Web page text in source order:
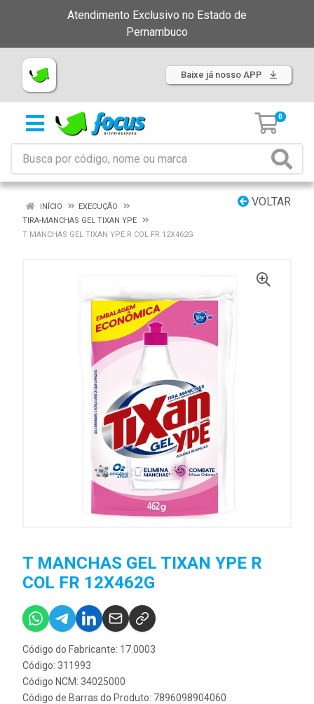
Atendimento Exclusivo no Estado de
Pernambuco
Baixe já nosso APP
0
VOLTAR
INÍCIO
EXECUÇÃO
TIRA-MANCHAS GEL TIXAN YPE
T MANCHAS GEL TIXAN YPE R COL FR 12X462G
T MANCHAS GEL TIXAN YPE R
COL FR 12X462G
Código do Fabricante: 17.0003
Código: 311993
Código NCM: 34025000
Código de Barras do Produto: 7896098904060